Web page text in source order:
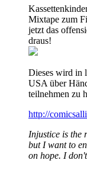
Mixtape zum
jetzt das
draus!
Dieses wird in
USA über
teilnehmen zu
http://
Injustice is the
but I want to
on hope. I